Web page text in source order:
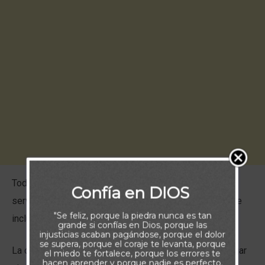
Todos los creyentes serán recompensados por su
servicio a Dios cuando comparezcan ante Cristo. Eso te
incluye a ti.
La clave no está en la magnitud de tu obra —ni en el lugar
Confía en DIOS
"Se feliz, porque la piedra nunca es tan
grande si confías en Dios, porque las
injusticias acaban pagándose, porque el dolor
se supera, porque el coraje te levanta, porque
el miedo te fortalece, porque los errores te